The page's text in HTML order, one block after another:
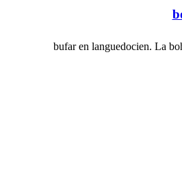
bufar en languedocien. La